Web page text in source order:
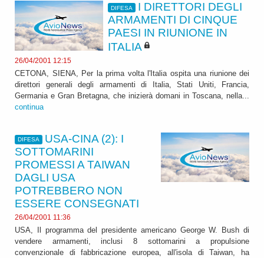
DIFESA
I DIRETTORI DEGLI
ARMAMENTI DI CINQUE
PAESI IN RIUNIONE IN
ITALIA
26/04/2001 12:15
CETONA, SIENA, Per la prima volta l'Italia ospita una riunione dei
direttori generali degli armamenti di Italia, Stati Uniti, Francia,
Germania e Gran Bretagna, che inizierà domani in Toscana, nella...
continua
DIFESA
USA-CINA (2): I
SOTTOMARINI
PROMESSI A TAIWAN
DAGLI USA
POTREBBERO NON
ESSERE CONSEGNATI
26/04/2001 11:36
USA, Il programma del presidente americano George W. Bush di
vendere armamenti, inclusi 8 sottomarini a propulsione
convenzionale di fabbricazione europea, all'isola di Taiwan, ha